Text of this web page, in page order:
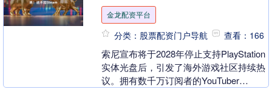
金龙配资平台
分类：股票配资门户导航 查看：166
索尼宣布将于2028年停止支持PlayStation
实体光盘后，引发了海外游戏社区持续热
议。拥有数千万订阅者的YouTuber